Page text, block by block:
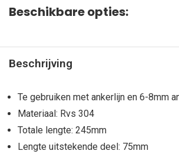
Beschikbare opties:
Beschrijving
Te gebruiken met ankerlijn en 6-8mm
Materiaal: Rvs 304
Totale lengte: 245mm
Lengte uitstekende deel: 75mm